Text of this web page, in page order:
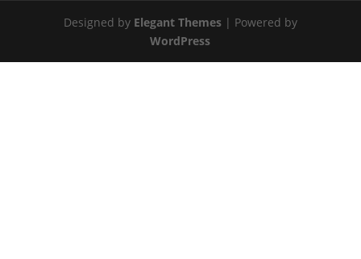
Designed by Elegant Themes| Powered by
WordPress